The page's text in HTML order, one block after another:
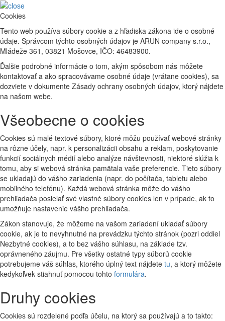
Cookies
Tento web používa súbory cookie a z hľadiska zákona ide o osobné
údaje. Správcom týchto osobných údajov je ARUN company s.r.o.,
Mládeže 361, 03821 Mošovce, IČO: 46483900.
Ďalšie podrobné informácie o tom, akým spôsobom nás môžete
kontaktovať a ako spracovávame osobné údaje (vrátane cookies), sa
dozviete v dokumente Zásady ochrany osobných údajov, ktorý nájdete
na našom webe.
Všeobecne o cookies
Cookies sú malé textové súbory, ktoré môžu používať webové stránky
na rôzne účely, napr. k personalizácii obsahu a reklam, poskytovanie
funkcií sociálnych médií alebo analýze návštevnosti, niektoré slúžia k
tomu, aby si webová stránka pamätala vaše preferencie. Tieto súbory
se ukladajú do vášho zariadenia (napr. do počítača, tabletu alebo
mobilného telefónu). Každá webová stránka môže do vášho
prehliadača posielať své vlastné súbory cookies len v prípade, ak to
umožňuje nastavenie vášho prehliadača.
Zákon stanovuje, že môžeme na vašom zariadení ukladať súbory
cookie, ak je to nevyhnutné na prevádzku týchto stránok (pozri oddiel
Nezbytné cookies), a to bez vášho súhlasu, na základe tzv.
oprávneného záujmu. Pre všetky ostatné typy súborů cookie
potrebujeme váš súhlas, ktorého úplný text nájdete tu, a ktorý môžete
kedykoľvek stiahnuť pomocou tohto formulára.
Druhy cookies
Cookies sú rozdelené podľa účelu, na ktorý sa používajú a to takto: